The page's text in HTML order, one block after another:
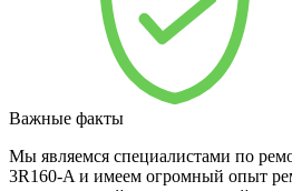
Важные факты
Мы являемся специалистами по
3R160-A и имеем огромный опыт